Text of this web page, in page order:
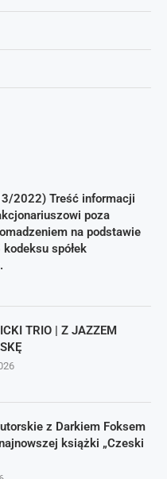
2022) Treść informacji
poza
na podstawie
spółek
TRIO | Z JAZZEM
z Darkiem Foksem
książki „Czeski